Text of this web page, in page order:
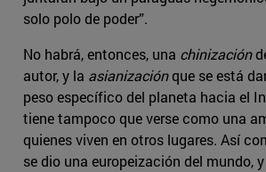
solo polo de poder”.
No habrá, entonces, una chinización
autor, y la asianizaciónque se está
peso específico del planeta hacia el
tiene tampoco que verse como una
quienes viven en otros lugares. Así
se dio una europeización del mundo,